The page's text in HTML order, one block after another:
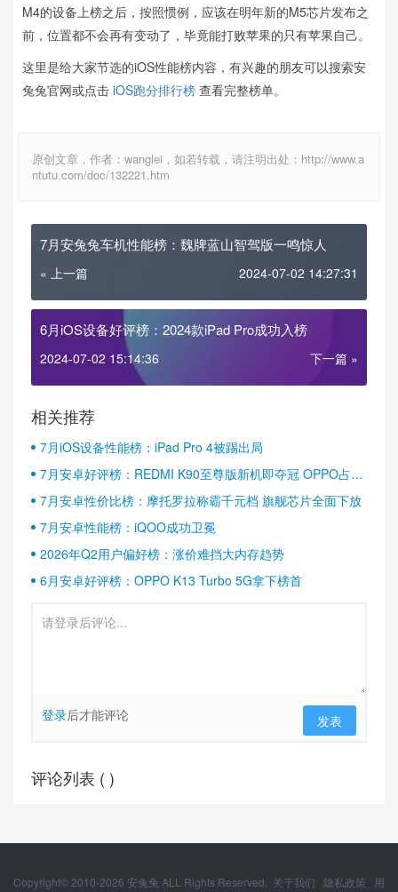
M4的设备上榜之后，按照惯例，应该在明年新的M5芯片发布之
前，位置都不会再有变动了，毕竟能打败苹果的只有苹果自己。
这里是给大家节选的iOS性能榜内容，有兴趣的朋友可以搜索安
兔兔官网或点击 iOS跑分排行榜 查看完整榜单。
原创文章，作者：wanglei，如若转载，请注明出处：http://www.a
ntutu.com/doc/132221.htm
7月安兔兔车机性能榜：魏牌蓝山智驾版一鸣惊人
« 上一篇 2024-07-02 14:27:31
6月iOS设备好评榜：2024款iPad Pro成功入榜
2024-07-02 15:14:36 下一篇 »
相关推荐
7月iOS设备性能榜：iPad Pro 4被踢出局
7月安卓好评榜：REDMI K90至尊版新机即夺冠 OPPO占据
半壁江山
7月安卓性价比榜：摩托罗拉称霸千元档 旗舰芯片全面下放
7月安卓性能榜：iQOO成功卫冕
2026年Q2用户偏好榜：涨价难挡大内存趋势
6月安卓好评榜：OPPO K13 Turbo 5G拿下榜首
登录后才能评论 发表
评论列表 ( )
Copyright© 2010-2026 安兔兔 ALL Rights Reserved. 关于我们 隐私政策
用